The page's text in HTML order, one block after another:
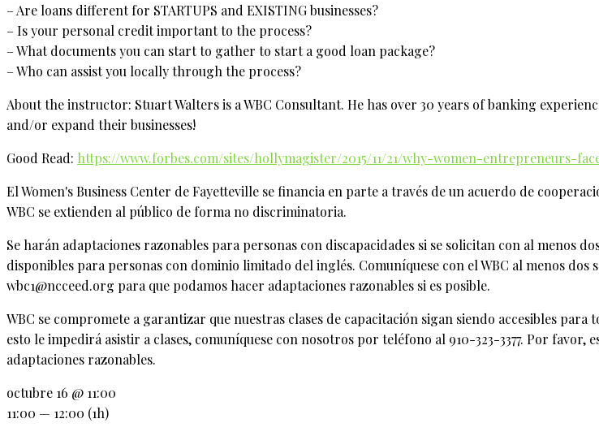
– Are loans different for STARTUPS and EXISTING businesses?
– Is your personal credit important to the process?
– What documents you can start to gather to start a good loan package?
– Who can assist you locally through the process?
About the instructor: Stuart Walters is a WBC Consultant. He has over 30 years of banking
and/or expand their businesses!
Good Read: https://www.forbes.com/sites/hollymagister/2015/11/21/why-women-entrepreneurs-
El Women's Business Center de Fayetteville se financia en parte a través de un acuerdo de
WBC se extienden al público de forma no discriminatoria.
Se harán adaptaciones razonables para personas con discapacidades si se solicitan con al menos
disponibles para personas con dominio limitado del inglés. Comuníquese con el WBC al menos dos
wbc1@ncceed.org para que podamos hacer adaptaciones razonables si es posible.
WBC se compromete a garantizar que nuestras clases de capacitación sigan siendo accesibles
esto le impedirá asistir a clases, comuníquese con nosotros por teléfono al 910-323-3377. Por
adaptaciones razonables.
octubre 16 @ 11:00
11:00 — 12:00 (1h)